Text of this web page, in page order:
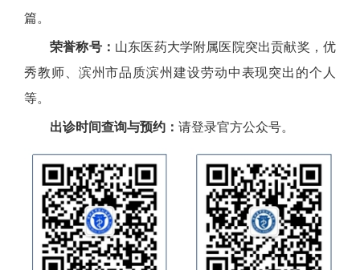
篇。
荣誉称号： 山东医药大学附属医院突出贡献奖，优
秀教师、滨州市品质滨州建设劳动中表现突出的个人
等。
出诊时间查询与预约： 请登录官方公众号。